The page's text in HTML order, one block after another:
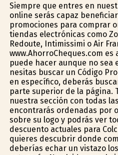
Siempre que entres en
online serás capaz
promociones para comprar
tiendas electrónicas como
Redoute, Intimissimi o Air
www.AhorroCheques.com
puede hacer aunque no sea
nesitas buscar un Código
en específico, deberás
parte superior de la página.
nuestra sección con todas
encontrarás ordenadas por
sobre su logo y podrás ver
descuento actuales para
quieres descubrir donde
deberías echar un vistazo